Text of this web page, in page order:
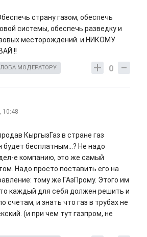
страну газом, обеспечь
системы, обеспечь разведку и
месторождений. и НИКОМУ
!!
0
МОДЕРАТОРУ
10:48
КыргызГаз в стране газ
будет бесплатным...? Не надо
е компанию, это же самый
Надо просто поставить его на
тому же ГАзПрому. Этого им
каждый для себя должен решить и
счетам, и знать что газ в трубах не
(и при чем тут газпром, не